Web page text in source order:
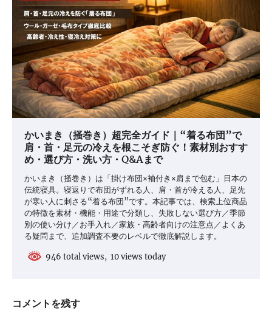
かいまき（掻巻き）超完全ガイド｜“着る布団”で
肩・首・足元の冷えを根こそぎ防ぐ！素材別おすす
め・選び方・洗い方・Q&Aまで
かいまき（掻巻き）は「掛け布団×袖付き×肩まで包む」日本の
伝統寝具。寝返りで布団がずれる人、肩・首が冷える人、足先
が寒い人に刺さる“着る布団”です。本記事では、検索上位商品
の特徴を素材・機能・用途で分類し、失敗しない選び方／季節
別の使い分け／お手入れ／家族・高齢者向けの注意点／よくあ
る疑問まで、追加調査不要のレベルで徹底解説します。
946 total views, 10 views today
コメントを残す